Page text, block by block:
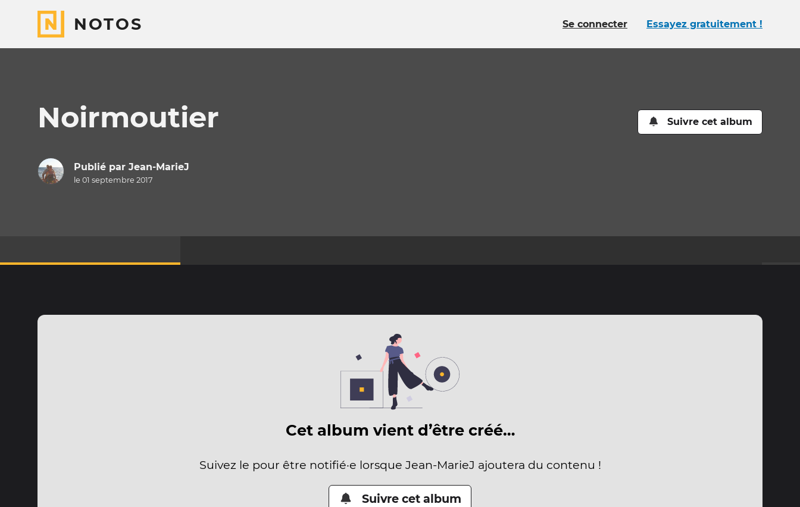
NOTOS Se connecter Essayez gratuitement !
Noirmoutier Suivre cet album
Publié par Jean-MarieJ
le 01 septembre 2017
Cet album vient d’être créé…
Suivez le pour être notifié·e lorsque Jean-MarieJ ajoutera du contenu !
Suivre cet album